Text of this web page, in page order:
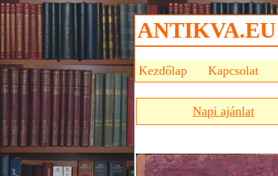
ANTIKVA.EU
Kezdőlap Kapcsolat
Napi ajánlat